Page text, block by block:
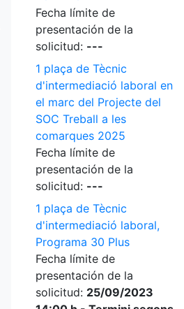
Fecha límite de
presentación de la
solicitud: ---
1 plaça de Tècnic
d'intermediació laboral en
el marc del Projecte del
SOC Treball a les
comarques 2025
Fecha límite de
presentación de la
solicitud: ---
1 plaça de Tècnic
d'intermediació laboral,
Programa 30 Plus
Fecha límite de
presentación de la
solicitud: 25/09/2023